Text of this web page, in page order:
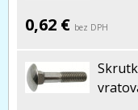
0,62 € bez DPH